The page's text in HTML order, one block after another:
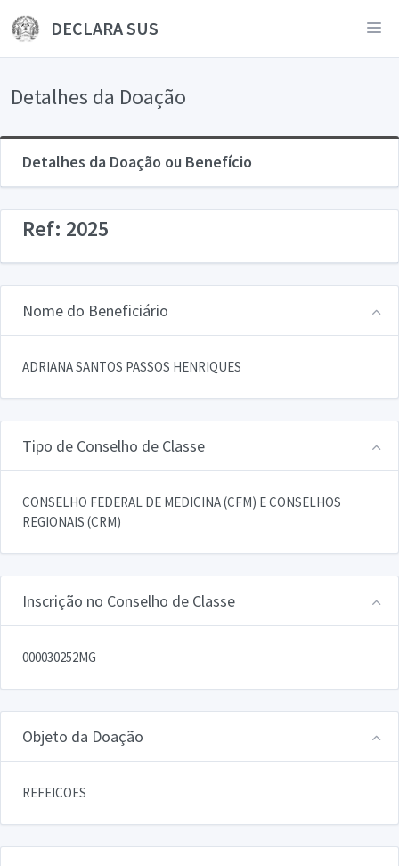
DECLARA SUS
Detalhes da Doação
Detalhes da Doação ou Benefício
Ref: 2025
Nome do Beneficiário
ADRIANA SANTOS PASSOS HENRIQUES
Tipo de Conselho de Classe
CONSELHO FEDERAL DE MEDICINA (CFM) E CONSELHOS
REGIONAIS (CRM)
Inscrição no Conselho de Classe
000030252MG
Objeto da Doação
REFEICOES